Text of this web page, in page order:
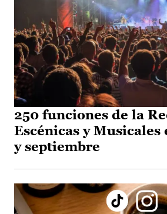
250 funciones de la
Escénicas y Musicales
y septiembre